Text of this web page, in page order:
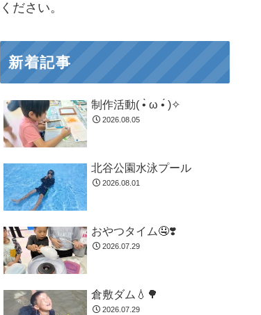
ください。
新着記事
制作活動( •̀ ω •́ )✧
2026.08.05
北谷公園水泳プール
2026.08.01
おやつタイム🤤❣️
2026.07.29
倉敷ダム💧🌳
2026.07.29